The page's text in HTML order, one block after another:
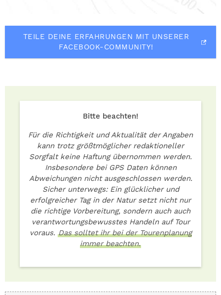
TEILE DEINE ERFAHRUNGEN MIT UNSERER
FACEBOOK-COMMUNITY!
Bitte beachten!
Für die Richtigkeit und Aktualität der Angaben
kann trotz größtmöglicher redaktioneller
Sorgfalt keine Haftung übernommen werden.
Insbesondere bei GPS Daten können
Abweichungen nicht ausgeschlossen werden.
Sicher unterwegs: Ein glücklicher und
erfolgreicher Tag in der Natur setzt nicht nur
die richtige Vorbereitung, sondern auch auch
verantwortungsbewusstes Handeln auf Tour
voraus. Das solltet ihr bei der Tourenplanung
immer beachten.